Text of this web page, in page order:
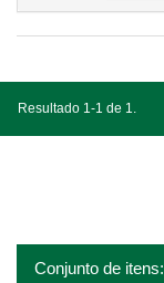
Resultado 1-1 de 1.
Conjunto de itens: